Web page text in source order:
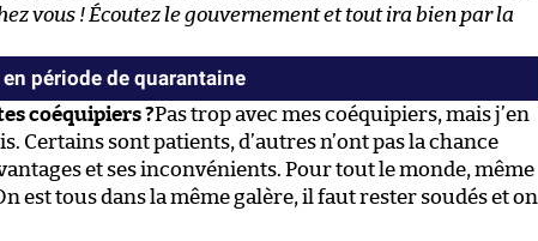
vous ! Écoutez le gouvernement et tout ira bien par la
période de quarantaine
coéquipiers ?Pas trop avec mes coéquipiers, mais j’en
Certains sont patients, d’autres n’ont pas la chance
et ses inconvénients. Pour tout le monde, même
est tous dans la même galère, il faut rester soudés et on